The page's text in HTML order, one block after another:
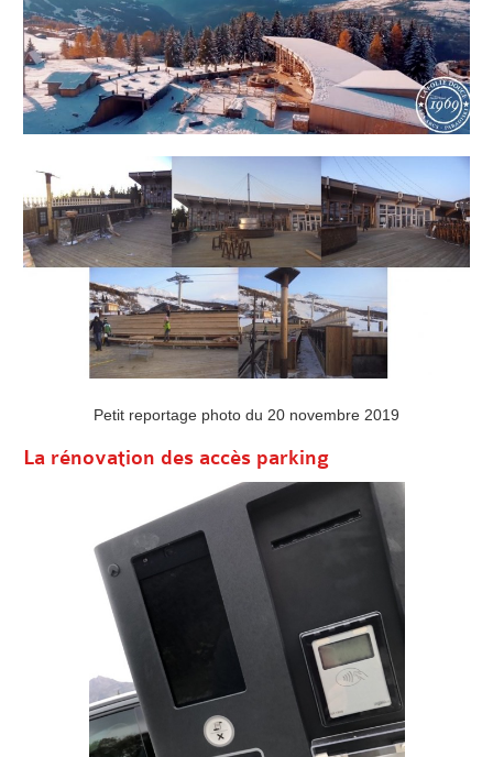
Petit reportage photo du 20 novembre 2019
La rénovation des accès parking